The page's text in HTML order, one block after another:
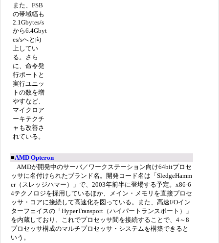
また、FSB
の帯域幅も
2.1Gbytes/s
から6.4Gbyt
es/sへと向
上してい
る。さら
に、命令発
行ポートと
実行ユニッ
トの数を増
やすなど、
マイクロア
ーキテクチ
ャも改善さ
れている。
■AMD Opteron
AMDが開発中のサーバ／ワークステーション向け64bitプロセ
ッサに名付けられたブランド名。開発コード名は「SledgeHamm
er（スレッジハマー）」で、2003年前半に登場する予定。x86-6
4テクノロジを採用しているほか、メイン・メモリを直接プロセ
ッサ・コアに接続して高速化を図っている。また、高速I/Oイン
ターフェイスの「HyperTransport（ハイパートランスポート）」
を内蔵しており、これでプロセッサ間を接続することで、4～8
プロセッサ構成のマルチプロセッサ・システムを構築できると
いう。